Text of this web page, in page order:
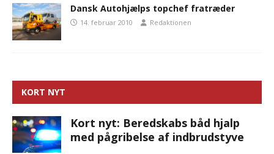
Dansk Autohjælps topchef fratræder
14. februar 2010 Redaktionen
KORT NYT
Kort nyt: Beredskabs båd hjalp
med pågribelse af indbrudstyve